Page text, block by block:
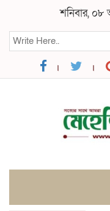
শনিবার, ০৮